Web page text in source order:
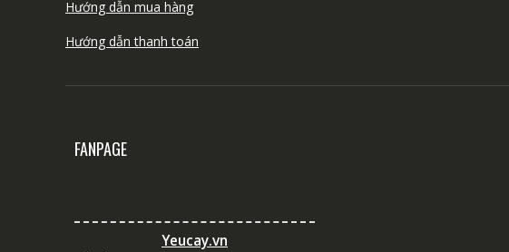
Hướng dẫn mua hàng
Hướng dẫn thanh toán
FANPAGE
Yeucay.vn